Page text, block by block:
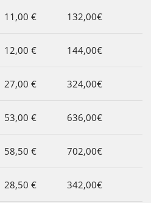
11,00 € 132,00€
12,00 € 144,00€
27,00 € 324,00€
53,00 € 636,00€
58,50 € 702,00€
28,50 € 342,00€